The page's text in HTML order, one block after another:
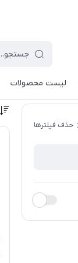
لیست محصولات
حذف فیلترها